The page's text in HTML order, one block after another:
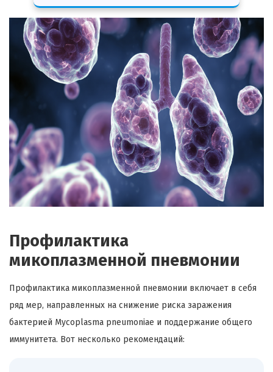
Профилактика
микоплазменной пневмонии
Профилактика микоплазменной пневмонии включает в себя
ряд мер, направленных на снижение риска заражения
бактерией Mycoplasma pneumoniae и поддержание общего
иммунитета. Вот несколько рекомендаций: